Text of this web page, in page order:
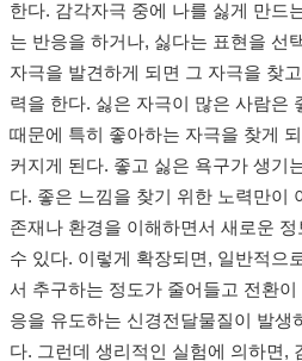
한다. 감각자극 중에 나를 싫게 만드
는 반응을 하거나, 싫다는 표현을 선
자극을 발견하게 되면 그 자극을 찾
력을 한다. 싫은 자극이 많은 사람은
때문에 특히 좋아하는 자극을 찾게
커지게 된다. 좋고 싫은 욕구가 생기
다. 좋은 느낌을 찾기 위한 노력만이
존재나 환경을 이해하면서 새로운
수 있다. 이렇게 확장되면, 일반적으
서 추구하는 정도가 줄어들고 전환
응을 유도하는 신경전달물질이 발생
다. 그런데 생리적인 실험에 의하면,